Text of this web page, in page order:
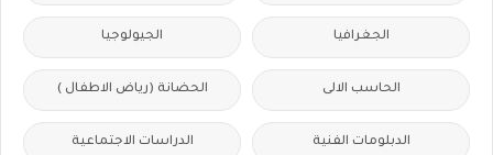
الجغرافيا الجيولوجيا
الحاسب الالى الحضانة (رياض الاطفال )
الدبلومات الفنية الدراسات الاجتماعية